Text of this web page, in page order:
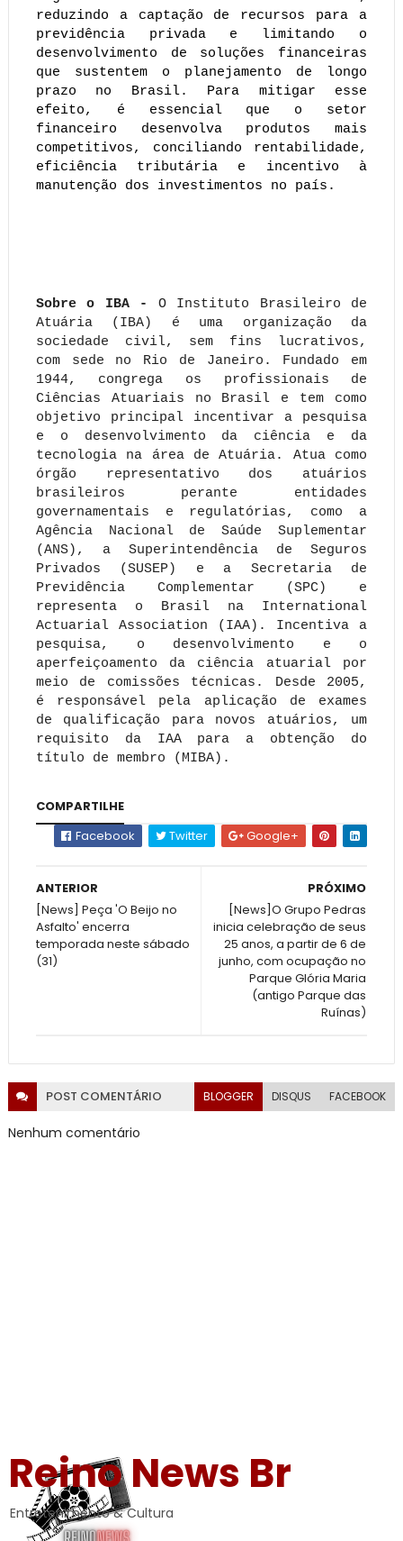
reduzindo a captação de recursos para a
previdência privada e limitando o
desenvolvimento de soluções financeiras
que sustentem o planejamento de longo
prazo no Brasil. Para mitigar esse
efeito, é essencial que o setor
financeiro desenvolva produtos mais
competitivos, conciliando rentabilidade,
eficiência tributária e incentivo à
manutenção dos investimentos no país.
Sobre o IBA -
O Instituto Brasileiro de
Atuária (IBA) é uma organização da
sociedade civil, sem fins lucrativos,
com sede no Rio de Janeiro. Fundado em
1944, congrega os profissionais de
Ciências Atuariais no Brasil e tem como
objetivo principal incentivar a pesquisa
e o desenvolvimento da ciência e da
tecnologia na área de Atuária. Atua como
órgão representativo dos atuários
brasileiros perante entidades
governamentais e regulatórias, como a
Agência Nacional de Saúde Suplementar
(ANS), a Superintendência de Seguros
Privados (SUSEP) e a Secretaria de
Previdência Complementar (SPC) e
representa o Brasil na International
Actuarial Association (IAA). Incentiva a
pesquisa, o desenvolvimento e o
aperfeiçoamento da ciência atuarial por
meio de comissões técnicas. Desde 2005,
é responsável pela aplicação de exames
de qualificação para novos atuários, um
requisito da IAA para a obtenção do
título de membro (MIBA).
COMPARTILHE
Facebook
Twitter Google+
PRÓXIMO
[News]O Grupo Pedras
inicia celebração de seus
25 anos, a partir de 6 de
junho, com ocupação no
Parque Glória Maria
(antigo Parque das
Ruínas)
ANTERIOR
[News] Peça 'O Beijo no
Asfalto' encerra
temporada neste sábado
(31)
POST COMENTÁRIO BLOGGER DISQUS FACEBOOK
Nenhum comentário
Reino News Br
Entretenimento & Cultura